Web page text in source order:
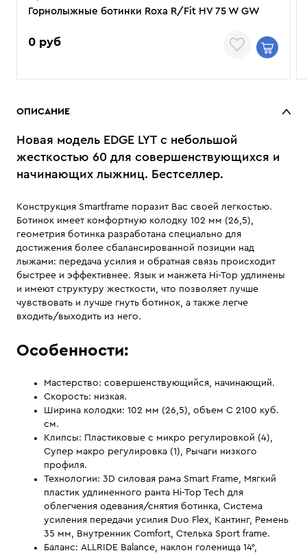
Горнолыжные ботинки Roxa R/Fit HV 75 W GW
0 руб
ОПИСАНИЕ
Новая модель EDGE LYT с небольшой
жесткостью 60 для совершенствующихся и
начинающих лыжниц. Бестселлер.
Конструкция Smartframe поразит Вас своей легкостью.
Ботинок имеет комфортную колодку 102 мм (26,5),
геометрия ботинка разработана специально для
достижения более сбалансированной позиции над
лыжами: передача усилия и обратная связь происходит
быстрее и эффективнее. Язык и манжета Hi-Top удлинены
и имеют структуру жесткости, что позволяет лучше
чувствовать и лучше гнуть ботинок, а также легче
входить/выходить из него.
Особенности:
Мастерство: совершенствующийся, начинающий.
Скорость: низкая.
Ширина колодки: 102 мм (26,5), объем C 2100 куб.
см.
Клипсы: Пластиковые с микро регулировкой (4),
Супер макро регулировка (1), Рычаги низкого
профиля.
Технологии: 3D силовая рама Smart Frame, Мягкий
пластик удлиненного ранта Hi-Top Tech для
облегчения одевания/снятия ботинка, Система
усиления передачи усилия Duo Flex, Кантинг, Ремень
35 мм, Внутренник Comfort, Стелька Sport frame.
Баланс: ALLRIDE Balance, наклон голенища 14°,